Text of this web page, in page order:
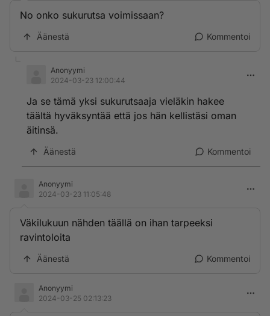
No onko sukurutsa voimissaan?
Äänestä Kommentoi
Anonyymi
2024-03-23 12:00:44
Ja se tämä yksi sukurutsaaja vieläkin hakee
täältä hyväksyntää että jos hän kellistäsi oman
äitinsä.
Äänestä Kommentoi
Anonyymi
2024-03-23 11:05:48
Väkilukuun nähden täällä on ihan tarpeeksi
ravintoloita
Äänestä Kommentoi
Anonyymi
2024-03-25 02:13:23